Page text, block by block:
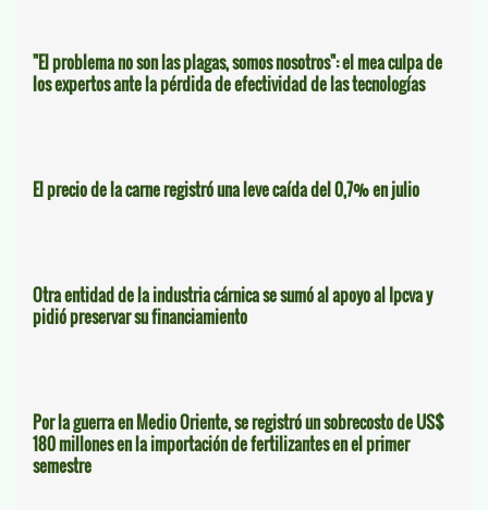
"El problema no son las plagas, somos nosotros": el mea culpa de
los expertos ante la pérdida de efectividad de las tecnologías
El precio de la carne registró una leve caída del 0,7% en julio
Otra entidad de la industria cárnica se sumó al apoyo al Ipcva y
pidió preservar su financiamiento
Por la guerra en Medio Oriente, se registró un sobrecosto de US$
180 millones en la importación de fertilizantes en el primer
semestre